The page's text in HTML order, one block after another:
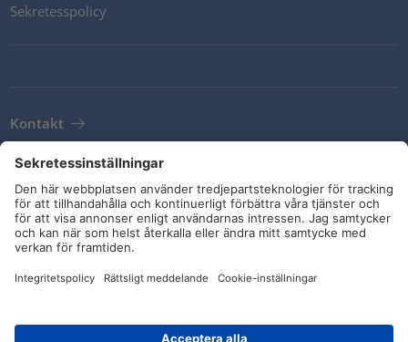
Sekretesspolicy
Kontakt
Leveransvillkor
Riktlinjer och åtaganden
Sociala medier